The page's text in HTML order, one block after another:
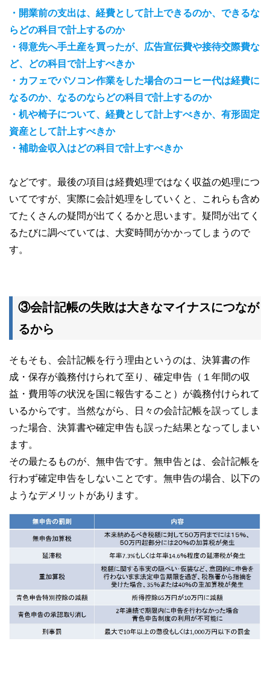
・開業前の支出は、経費として計上できるのか、できるな
らどの科目で計上するのか
・得意先へ手土産を買ったが、広告宣伝費や接待交際費な
ど、どの科目で計上すべきか
・カフェでパソコン作業をした場合のコーヒー代は経費に
なるのか、なるのならどの科目で計上するのか
・机や椅子について、経費として計上すべきか、有形固定
資産として計上すべきか
・補助金収入はどの科目で計上すべきか
などです。最後の項目は経費処理ではなく収益の処理につ
いてですが、実際に会計処理をしていくと、これらも含め
てたくさんの疑問が出てくるかと思います。疑問が出てく
るたびに調べていては、大変時間がかかってしまうので
す。
③会計記帳の失敗は大きなマイナスにつなが
るから
そもそも、会計記帳を行う理由というのは、決算書の作
成・保存が義務付けられて至り、確定申告（１年間の収
益・費用等の状況を国に報告すること）が義務付けられて
いるからです。当然ながら、日々の会計記帳を誤ってしま
った場合、決算書や確定申告も誤った結果となってしまい
ます。
その最たるものが、無申告です。無申告とは、会計記帳を
行わず確定申告をしないことです。無申告の場合、以下の
ようなデメリットがあります。